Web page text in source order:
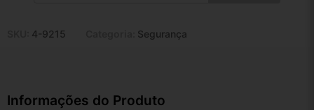
4-9215 Segurança
Informações do Produto